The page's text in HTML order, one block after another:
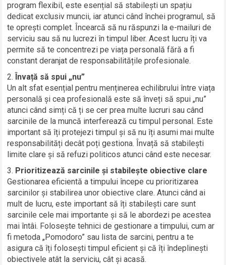
program flexibil, este esențial să stabilești un spațiu
dedicat exclusiv muncii, iar atunci când închei programul, să
te oprești complet. Încearcă să nu răspunzi la e-mailuri de
serviciu sau să nu lucrezi în timpul liber. Acest lucru îți va
permite să te concentrezi pe viața personală fără a fi
constant deranjat de responsabilitățile profesionale.
Învață să spui „nu”
Un alt sfat esențial pentru menținerea echilibrului între viața
personală și cea profesională este să înveți să spui „nu”
atunci când simți că ți se cer prea multe lucruri sau când
sarcinile de la muncă interferează cu timpul personal. Este
important să îți protejezi timpul și să nu îți asumi mai multe
responsabilități decât poți gestiona. Învață să stabilești
limite clare și să refuzi politicos atunci când este necesar.
Prioritizează sarcinile și stabilește obiective clare
Gestionarea eficientă a timpului începe cu prioritizarea
sarcinilor și stabilirea unor obiective clare. Atunci când ai
mult de lucru, este important să îți stabilești care sunt
sarcinile cele mai importante și să le abordezi pe acestea
mai întâi. Folosește tehnici de gestionare a timpului, cum ar
fi metoda „Pomodoro” sau lista de sarcini, pentru a te
asigura că îți folosești timpul eficient și că îți îndeplinești
obiectivele atât la serviciu, cât și acasă.